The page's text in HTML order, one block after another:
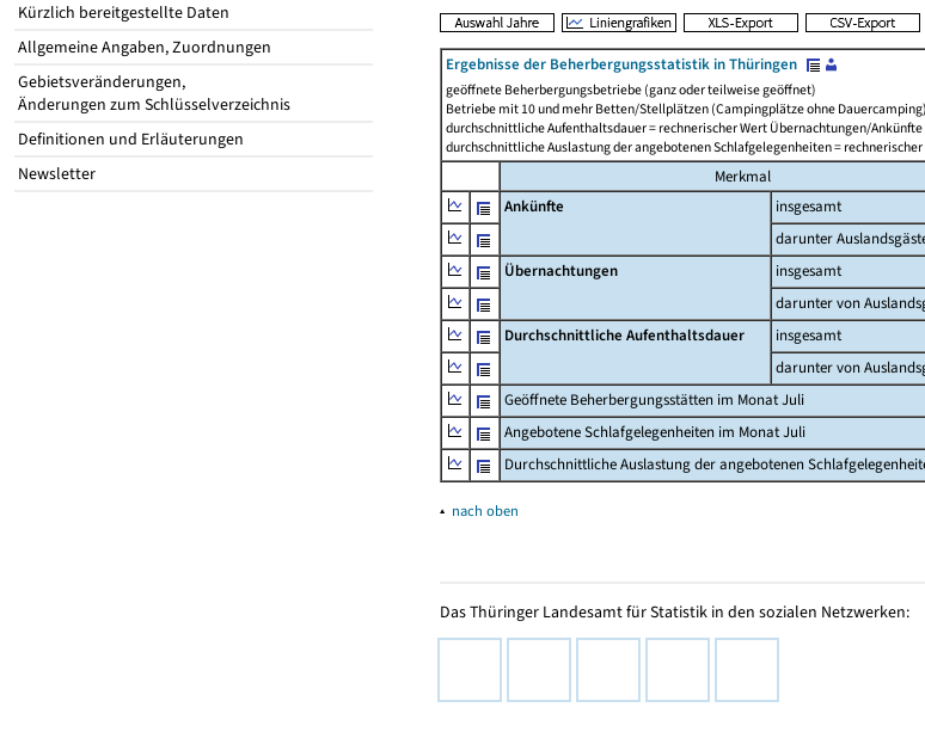
Kürzlich bereitgestellte Daten
Allgemeine Angaben, Zuordnungen
Gebietsveränderungen,
Änderungen zum Schlüsselverzeichnis
Definitionen und Erläuterungen
Newsletter
Ergebnisse der Beherbergungsstatistik in Thüringen
geöffnete Beherbergungsbetriebe (ganz oder teilweise geöffnet)
Betriebe mit 10 und mehr Betten/Stellplätzen (Campingplätze ohne Dauercamping)
durchschnittliche Aufenthaltsdauer = rechnerischer Wert Übernachtungen/Ankünfte
durchschnittliche Auslastung der angebotenen Schlafgelegenheiten =
Merkmal
Ankünfte
insgesamt
darunter
Übernachtungen
insgesamt
darunter von
Durchschnittliche Aufenthaltsdauer
insgesamt
darunter von
Geöffnete Beherbergungsstätten im Monat Juli
Angebotene Schlafgelegenheiten im Monat Juli
Durchschnittliche Auslastung der angebotenen
▴ nach oben
Das Thüringer Landesamt für Statistik in den sozialen Netzwerken: